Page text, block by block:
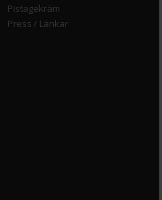
Pistagekräm
Press / Länkar